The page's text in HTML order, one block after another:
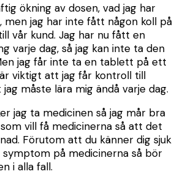
ökning av dosen, vad jag har
jag har inte fått någon koll på
vår kund. Jag har nu fått en
varje dag, så jag kan inte ta den
jag får inte ta en tablett på ett
viktigt att jag får kontroll till
måste lära mig ändå varje dag.
jag ta medicinen så jag mår bra
vill få medicinerna så att det
Förutom att du känner dig sjuk
på medicinerna så bör
i alla fall.